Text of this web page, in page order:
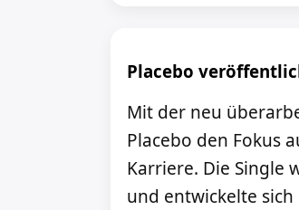
Placebo
Mit der neu
Placebo den Fokus
Karriere. Die Single
und entwickelte